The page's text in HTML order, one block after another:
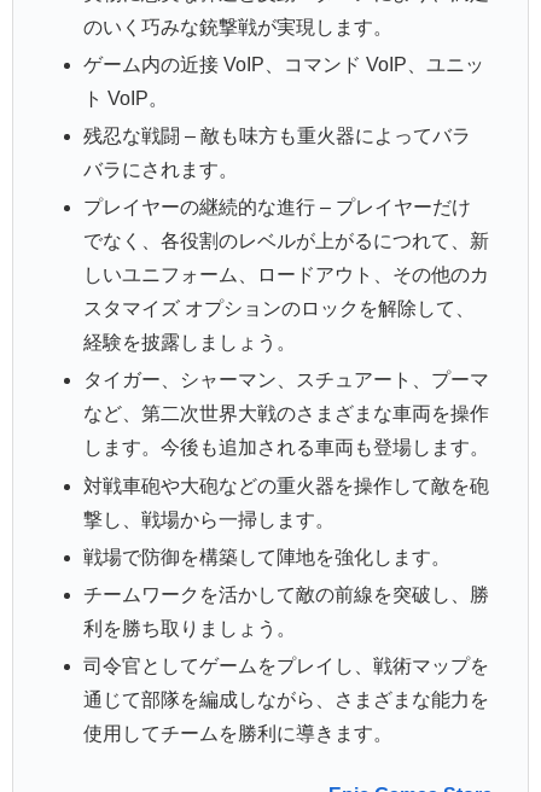
のいく巧みな銃撃戦が実現します。
ゲーム内の近接 VoIP、コマンド VoIP、ユニッ
ト VoIP。
残忍な戦闘 – 敵も味方も重火器によってバラ
バラにされます。
プレイヤーの継続的な進行 – プレイヤーだけ
でなく、各役割のレベルが上がるにつれて、新
しいユニフォーム、ロードアウト、その他のカ
スタマイズ オプションのロックを解除して、
経験を披露しましょう。
タイガー、シャーマン、スチュアート、プーマ
など、第二次世界大戦のさまざまな車両を操作
します。今後も追加される車両も登場します。
対戦車砲や大砲などの重火器を操作して敵を砲
撃し、戦場から一掃します。
戦場で防御を構築して陣地を強化します。
チームワークを活かして敵の前線を突破し、勝
利を勝ち取りましょう。
司令官としてゲームをプレイし、戦術マップを
通じて部隊を編成しながら、さまざまな能力を
使用してチームを勝利に導きます。